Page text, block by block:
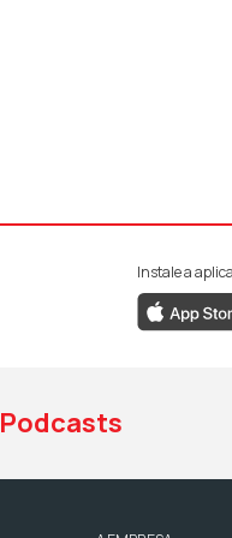
da RTP
da
YouTube da
Instale a
Podcasts